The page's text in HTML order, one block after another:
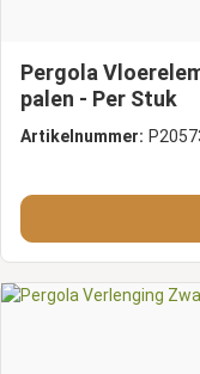
Pergola
palen - Per Stuk
Artikelnummer: